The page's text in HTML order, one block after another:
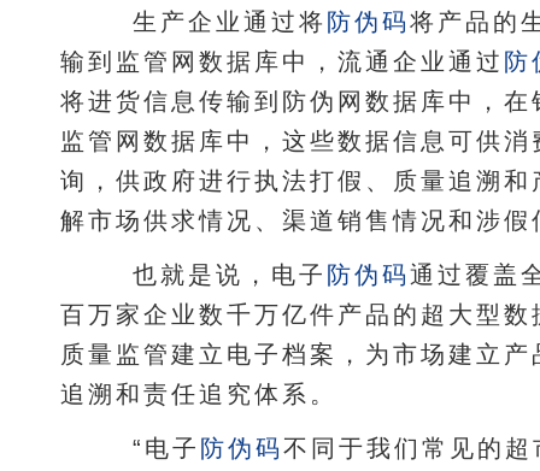
生产企业通过将 防伪码将产品的
输到监管网数据库中，流通企业通过 防
将进货信息传输到防伪网数据库中，
监管网数据库中，这些数据信息可供
询，供政府进行执法打假、质量追溯
解市场供求情况、渠道销售情况和涉假
也就是说，电子 防伪码通过覆盖
百万家企业数千万亿件产品的超大型
质量监管建立电子档案，为市场建立
追溯和责任追究体系。
“电子 防伪码不同于我们常见的